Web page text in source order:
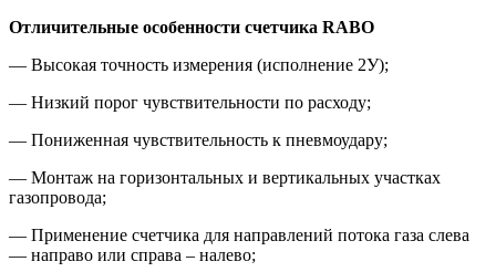
Отличительные особенности счетчика RABO
— Высокая точность измерения (исполнение 2У);
— Низкий порог чувствительности по расходу;
— Пониженная чувствительность к пневмоудару;
— Монтаж на горизонтальных и вертикальных участках
газопровода;
— Применение счетчика для направлений потока газа слева
— направо или справа – налево;